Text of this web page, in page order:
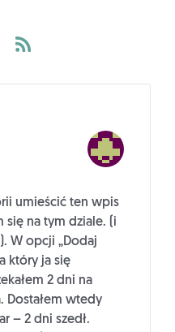
umieścić ten wpis
się na tym dziale. (i
W opcji „Dodaj
który ja się
2 dni na
Dostałem wtedy
– 2 dni szedł.